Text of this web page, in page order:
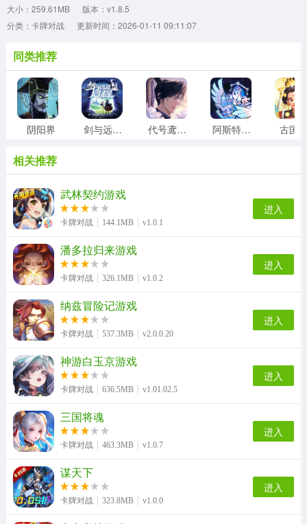
大小：259.61MB
版本：v1.8.5
分类：卡牌对战
更新时间：2026-01-11 09:11:07
同类推荐
阴阳界 剑与远征2启程 代号鸢台服 阿斯特赖亚六面神谕 古国
相关推荐
武林契约游戏
卡牌对战 144.1MB v1.0.1
进入
潘多拉归来游戏
卡牌对战 326.1MB v1.0.2
进入
纳兹冒险记游戏
卡牌对战 537.3MB v2.0.0.20
进入
神游白玉京游戏
卡牌对战 636.5MB v1.01.02.5
进入
三国将魂
卡牌对战 463.3MB v1.0.7
进入
谋天下
卡牌对战 323.8MB v1.0.0
进入